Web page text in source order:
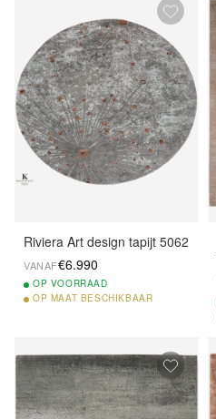
Riviera Art design tapijt 5062
VANAF€6.990
OP VOORRAAD
OP MAAT BESCHIKBAAR